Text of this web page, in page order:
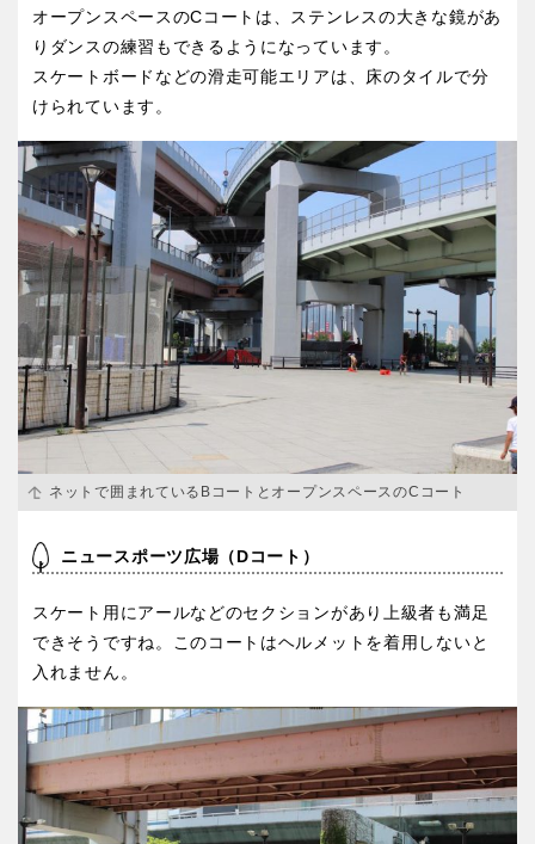
岡山 広島
山口 徳島
愛媛
高知
九州・沖縄
長崎
大分 宮崎
特徴で探す
オープンスペースのCコートは、ステンレスの大きな鏡があ
りダンスの練習もできるようになっています。
スケートボードなどの滑走可能エリアは、床のタイルで分
けられています。
ネットで囲まれているBコートとオープンスペースのCコート
ニュースポーツ広場（Dコート）
スケート用にアールなどのセクションがあり上級者も満足
できそうですね。このコートはヘルメットを着用しないと
入れません。